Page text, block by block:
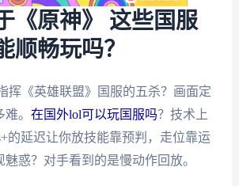
《原神》 这些国服
顺畅玩吗？
挥《英雄联盟》国服的五杀？画面定
。 在国外lol可以玩国服吗？技术上
的延迟让你放技能靠预判，走位靠运
惑？对手看到的是慢动作回放。